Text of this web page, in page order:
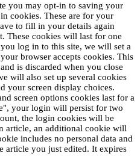
you may opt-in to saving your
cookies. These are for your
to fill in your details again
These cookies will last for one
log in to this site, we will set a
browser accepts cookies. This
is discarded when you close
will also set up several cookies
your screen display choices.
screen options cookies last for a
your login will persist for two
the login cookies will be
article, an additional cookie will
includes no personal data and
article you just edited. It expires